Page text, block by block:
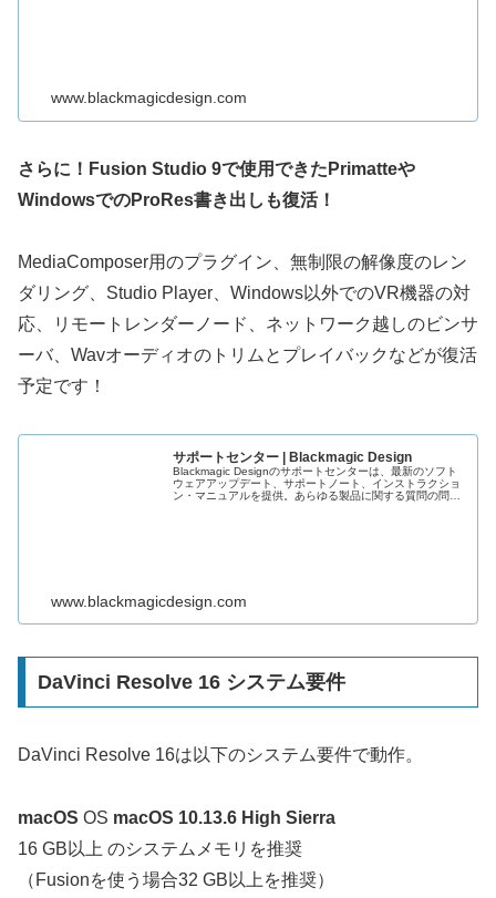
www.blackmagicdesign.com
さらに！Fusion Studio 9で使用できたPrimatteや
WindowsでのProRes書き出しも復活！
MediaComposer用のプラグイン、無制限の解像度のレン
ダリング、Studio Player、Windows以外でのVR機器の対
応、リモートレンダーノード、ネットワーク越しのビンサ
ーバ、Wavオーディオのトリムとプレイバックなどが復活
予定です！
サポートセンター | Blackmagic Design
Blackmagic Designのサポートセンターは、最新のソフト
ウェアアップデート、サポートノート、インストラクショ
ン・マニュアルを提供。あらゆる製品に関する質問の問い
www.blackmagicdesign.com
DaVinci Resolve 16 システム要件
DaVinci Resolve 16は以下のシステム要件で動作。
macOS OS macOS 10.13.6 High Sierra
16 GB以上 のシステムメモリを推奨
（Fusionを使う場合32 GB以上を推奨）